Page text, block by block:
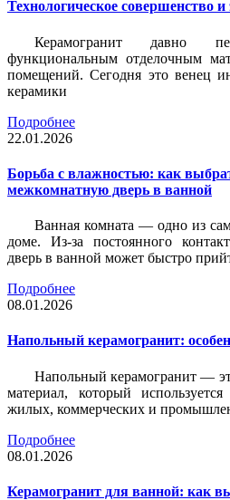
Технологическое совершенство и
Керамогранит давно
функциональным отделочным
помещений. Сегодня это венец
керамики
Подробнее
22.01.2026
Борьба с влажностью: как
межкомнатную дверь в ванной
Ванная комната — одно из
доме. Из-за постоянного
дверь в ванной может быстро
Подробнее
08.01.2026
Напольный керамогранит:
Напольный керамогранит —
материал, который
жилых, коммерческих и
Подробнее
08.01.2026
Керамогранит для ванной: как